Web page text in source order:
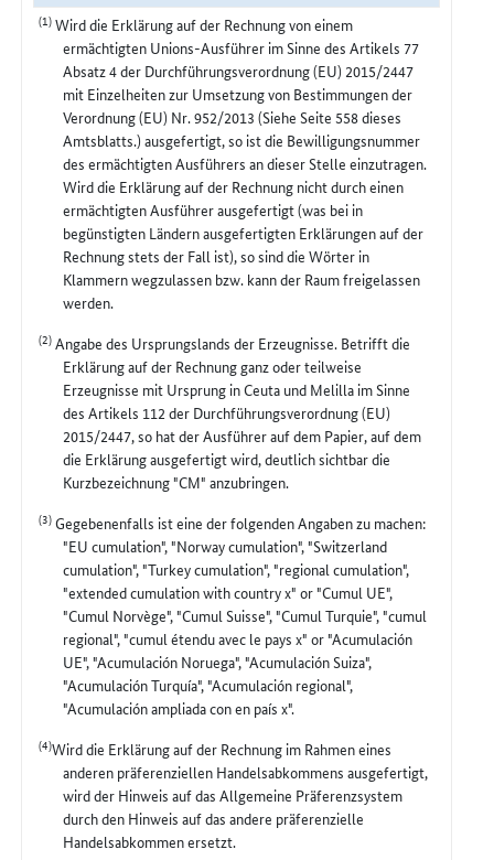
(1)Wird die Erklärung auf der Rechnung von einem
ermächtigten Unions-Ausführer im Sinne des Artikels 77
Absatz 4 der Durchführungsverordnung (EU) 2015/2447
mit Einzelheiten zur Umsetzung von Bestimmungen der
Verordnung (EU) Nr. 952/2013 (Siehe Seite 558 dieses
Amtsblatts.) ausgefertigt, so ist die Bewilligungsnummer
des ermächtigten Ausführers an dieser Stelle einzutragen.
Wird die Erklärung auf der Rechnung nicht durch einen
ermächtigten Ausführer ausgefertigt (was bei in
begünstigten Ländern ausgefertigten Erklärungen auf der
Rechnung stets der Fall ist), so sind die Wörter in
Klammern wegzulassen bzw. kann der Raum freigelassen
werden.
(2)Angabe des Ursprungslands der Erzeugnisse. Betrifft die
Erklärung auf der Rechnung ganz oder teilweise
Erzeugnisse mit Ursprung in Ceuta und Melilla im Sinne
des Artikels 112 der Durchführungsverordnung (EU)
2015/2447, so hat der Ausführer auf dem Papier, auf dem
die Erklärung ausgefertigt wird, deutlich sichtbar die
Kurzbezeichnung "CM" anzubringen.
(3)Gegebenenfalls ist eine der folgenden Angaben zu machen:
"EU cumulation", "Norway cumulation", "Switzerland
cumulation", "Turkey cumulation", "regional cumulation",
"extended cumulation with country x" or "Cumul UE",
"Cumul Norvège", "Cumul Suisse", "Cumul Turquie", "cumul
regional", "cumul étendu avec le pays x" or "Acumulación
UE", "Acumulación Noruega", "Acumulación Suiza",
"Acumulación Turquía", "Acumulación regional",
"Acumulación ampliada con en país x".
(4)Wird die Erklärung auf der Rechnung im Rahmen eines
anderen präferenziellen Handelsabkommens ausgefertigt,
wird der Hinweis auf das Allgemeine Präferenzsystem
durch den Hinweis auf das andere präferenzielle
Handelsabkommen ersetzt.